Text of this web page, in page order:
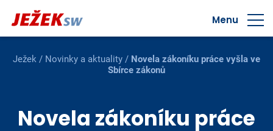
Menu
Ježek / Novinky a aktuality / Novela zákoníku práce vyšla ve
Sbírce zákonů
Novela zákoníku práce